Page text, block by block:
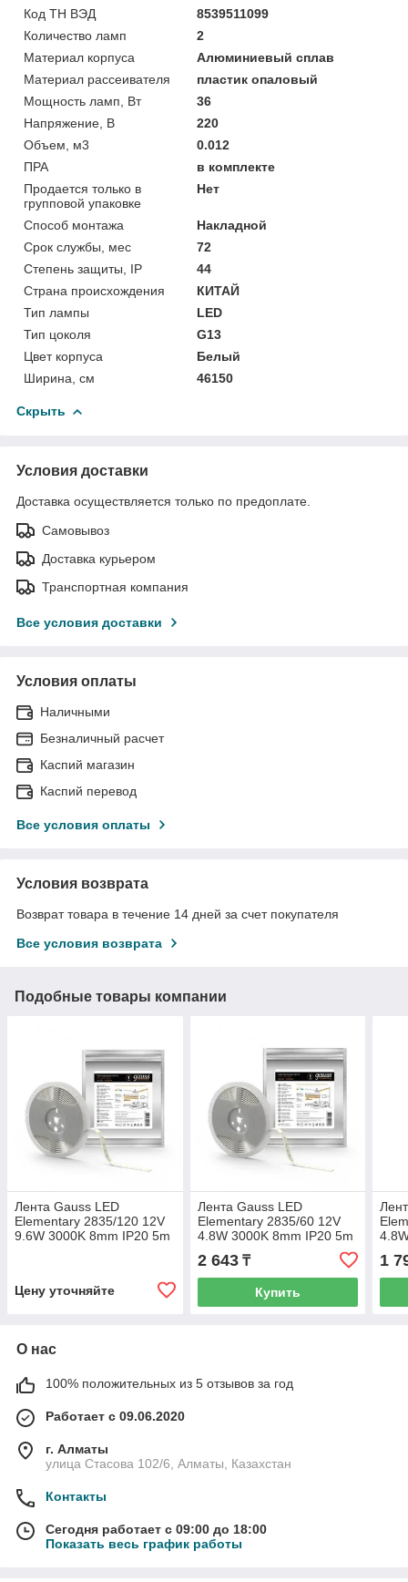
Код ТН ВЭД
8539511099
Количество ламп
2
Материал корпуса
Алюминиевый сплав
Материал рассеивателя
пластик опаловый
Мощность ламп, Вт
36
Напряжение, В
220
Объем, м3
0.012
ПРА
в комплекте
Продается только в
групповой упаковке
Нет
Способ монтажа
Накладной
Срок службы, мес
72
Степень защиты, IP
44
Страна происхождения
КИТАЙ
Тип лампы
LED
Тип цоколя
G13
Цвет корпуса
Белый
Ширина, см
46150
Скрыть
Условия доставки
Доставка осуществляется только по предоплате.
Самовывоз
Доставка курьером
Транспортная компания
Все условия доставки
Условия оплаты
Наличными
Безналичный расчет
Каспий магазин
Каспий перевод
Все условия оплаты
Условия возврата
Возврат товара в течение 14 дней за счет покупателя
Все условия возврата
Подобные товары компании
Лента Gauss LED
Elementary 2835/120 12V
9.6W 3000K 8mm IP20 5m
Цену уточняйте
Лента Gauss LED
Elementary 2835/60 12V
4.8W 3000K 8mm IP20 5m
(ZIP bag) 1/100
2 643₸
Купить
1
О нас
100% положительных из 5 отзывов за год
Работает с 09.06.2020
г. Алматы
улица Стасова 102/6, Алматы, Казахстан
Контакты
Сегодня работает с 09:00 до 18:00
Показать весь график работы